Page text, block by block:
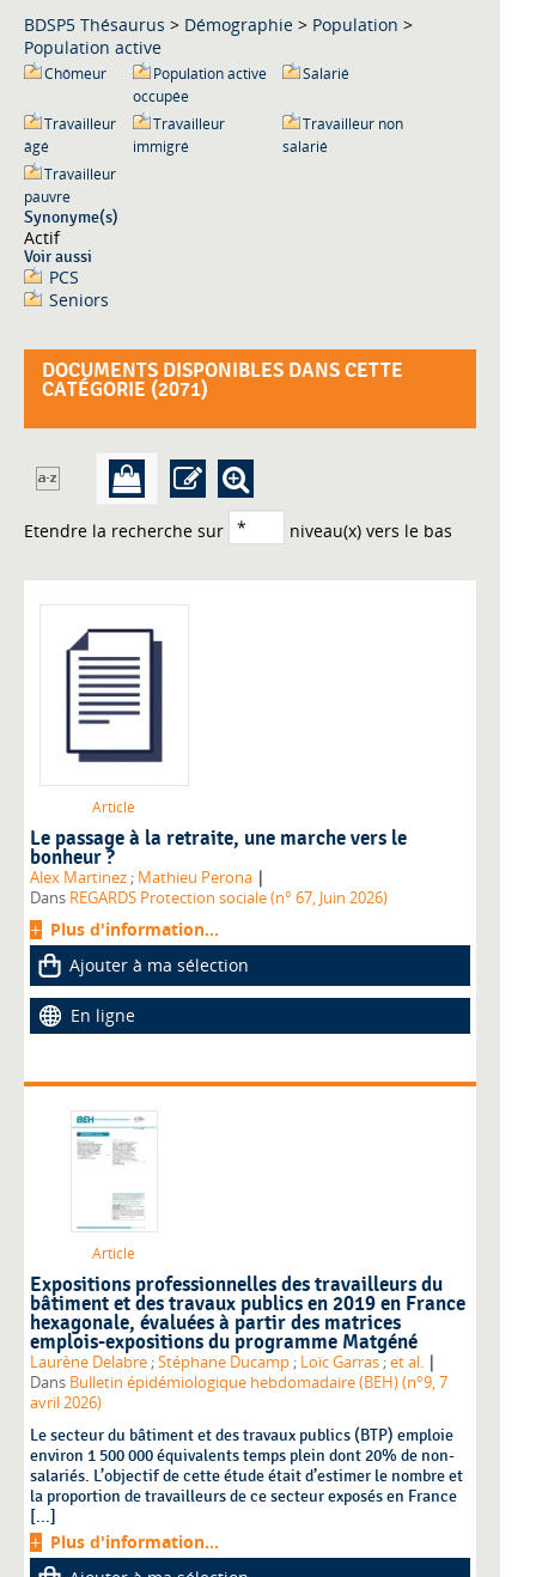
BDSP5 Thésaurus > Démographie > Population >
Population active
Chômeur
Population active
occupée
Salarié
Travailleur
âgé
Travailleur
immigré
Travailleur non
salarié
Travailleur
pauvre
Synonyme(s)
Actif
Voir aussi
PCS
Seniors
DOCUMENTS DISPONIBLES DANS CETTE
CATÉGORIE (2071)
Etendre la recherche sur niveau(x) vers le bas
Article
Le passage à la retraite, une marche vers le
bonheur ?
Alex Martinez ; Mathieu Perona |
Dans REGARDS Protection sociale (n° 67, Juin 2026)
Plus d'information...
Ajouter à ma sélection
En ligne
Article
Expositions professionnelles des travailleurs du
bâtiment et des travaux publics en 2019 en France
hexagonale, évaluées à partir des matrices
emplois-expositions du programme Matgéné
Laurène Delabre;Stéphane Ducamp; Loïc Garras;et al. |
Dans Bulletin épidémiologique hebdomadaire (BEH) (n°9, 7
avril 2026)
Le secteur du bâtiment et des travaux publics (BTP) emploie
environ 1 500 000 équivalents temps plein dont 20% de non-
salariés. L’objectif de cette étude était d’estimer le nombre et
la proportion de travailleurs de ce secteur exposés en France
[...]
Plus d'information...